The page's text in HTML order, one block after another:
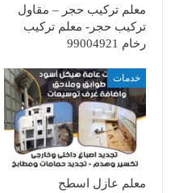
معلم تركيب حجر – مقاول
تركيب حجر- معلم تركيب
رخام 99004921
خدمات
معلم عازل اسطح